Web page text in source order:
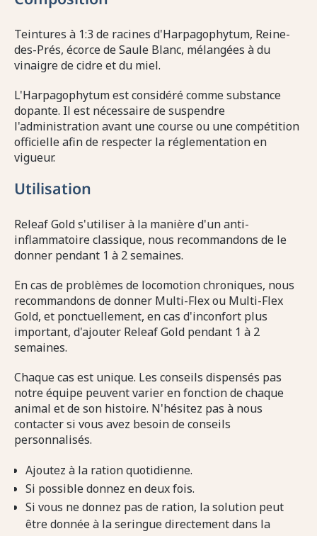
Teintures à 1:3 de racines d'Harpagophytum, Reine-
des-Prés, écorce de Saule Blanc, mélangées à du
vinaigre de cidre et du miel.
L'Harpagophytum est considéré comme substance
dopante. Il est nécessaire de suspendre
l'administration avant une course ou une compétition
officielle afin de respecter la réglementation en
vigueur.
Utilisation
Releaf Gold s'utiliser à la manière d'un anti-
inflammatoire classique, nous recommandons de le
donner pendant 1 à 2 semaines.
En cas de problèmes de locomotion chroniques, nous
recommandons de donner Multi-Flex ou Multi-Flex
Gold, et ponctuellement, en cas d'inconfort plus
important, d'ajouter Releaf Gold pendant 1 à 2
semaines.
Chaque cas est unique. Les conseils dispensés pas
notre équipe peuvent varier en fonction de chaque
animal et de son histoire. N'hésitez pas à nous
contacter si vous avez besoin de conseils
personnalisés.
Ajoutez à la ration quotidienne.
Si possible donnez en deux fois.
Si vous ne donnez pas de ration, la solution peut
être donnée à la seringue directement dans la